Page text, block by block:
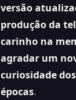
versão
produção da
carinho na
agradar um
curiosidade
épocas.